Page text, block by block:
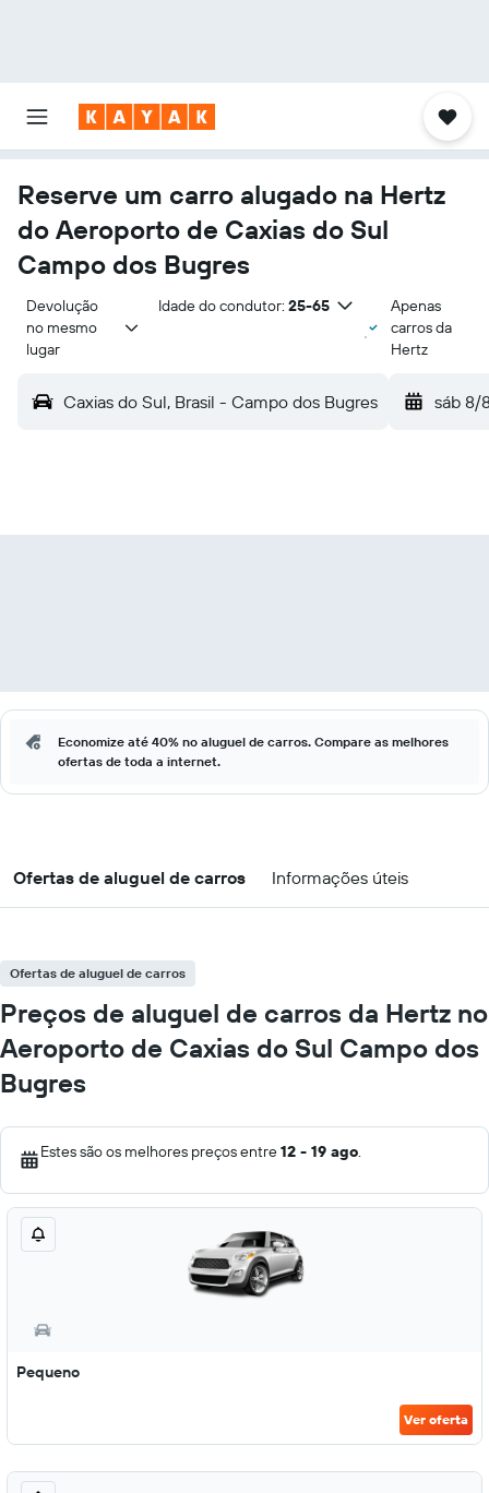
Reserve um carro alugado na Hertz
do Aeroporto de Caxias do Sul
Campo dos Bugres
Devolução
no mesmo
lugar
Idade do condutor: 25-65
Apenas
carros da
Hertz
Caxias do Sul, Brasil - Campo dos Bugres sáb 8/
Economize até 40% no aluguel de carros. Compare as melhores
ofertas de toda a internet.
Ofertas de aluguel de carros Informações úteis
Ofertas de aluguel de carros
Preços de aluguel de carros da Hertz no
Aeroporto de Caxias do Sul Campo dos
Bugres
Estes são os melhores preços entre12 - 19 ago.
Pequeno
Ver oferta